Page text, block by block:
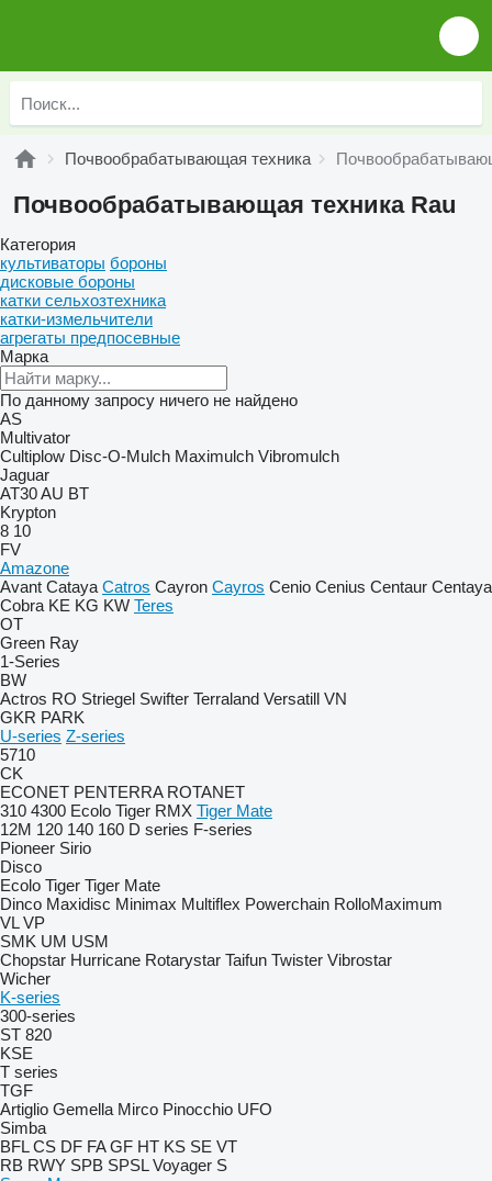
Почвообрабатывающая техника
Почвообрабатывающая техника Rau
Категория
культиваторы бороны
дисковые бороны
катки сельхозтехника
катки-измельчители
агрегаты предпосевные
Марка
По данному запросу ничего не найдено
AS
Multivator
Cultiplow Disc-O-Mulch Maximulch Vibromulch
Jaguar
AT30AU BT
Krypton
8 10
FV
Amazone
Avant Cataya Catros Cayron Cayros Cenio Cenius Centaur Centaya
Cobra KE KG KW Teres
OT
Green Ray
1-Series
BW
Actros RO Striegel Swifter Terraland Versatill VN
GKR PARK
U-series Z-series
5710
CK
ECONET PENTERRA ROTANET
310 4300 Ecolo Tiger RMX Tiger Mate
12M 120 140 160 D series F-series
Pioneer Sirio
Disco
Ecolo Tiger Tiger Mate
Dinco Maxidisc Minimax Multiflex Powerchain RolloMaximum
VL VP
SMK UM USM
Chopstar Hurricane Rotarystar Taifun Twister Vibrostar
Wicher
K-series
300-series
ST 820
KSE
T series
TGF
Artiglio Gemella Mirco Pinocchio UFO
Simba
BFL CS DF FA GF HT KS SE VT
RB RWY SPB SPSL Voyager S